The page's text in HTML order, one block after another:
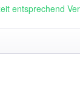
entsprechend